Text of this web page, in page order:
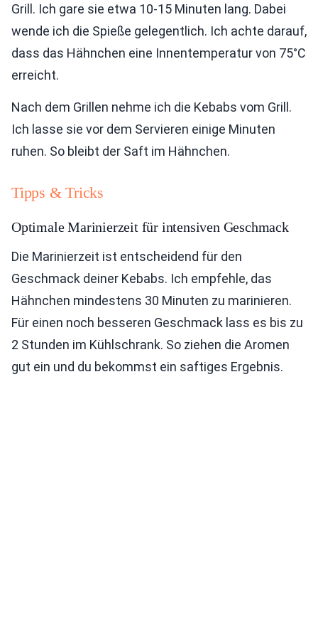
Grill. Ich gare sie etwa 10-15 Minuten lang. Dabei
wende ich die Spieße gelegentlich. Ich achte darauf,
dass das Hähnchen eine Innentemperatur von 75°C
erreicht.
Nach dem Grillen nehme ich die Kebabs vom Grill.
Ich lasse sie vor dem Servieren einige Minuten
ruhen. So bleibt der Saft im Hähnchen.
Tipps & Tricks
Optimale Marinierzeit für intensiven Geschmack
Die Marinierzeit ist entscheidend für den
Geschmack deiner Kebabs. Ich empfehle, das
Hähnchen mindestens 30 Minuten zu marinieren.
Für einen noch besseren Geschmack lass es bis zu
2 Stunden im Kühlschrank. So ziehen die Aromen
gut ein und du bekommst ein saftiges Ergebnis.